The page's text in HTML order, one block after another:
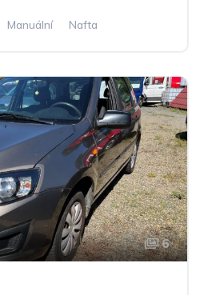
Manuální
Nafta
6